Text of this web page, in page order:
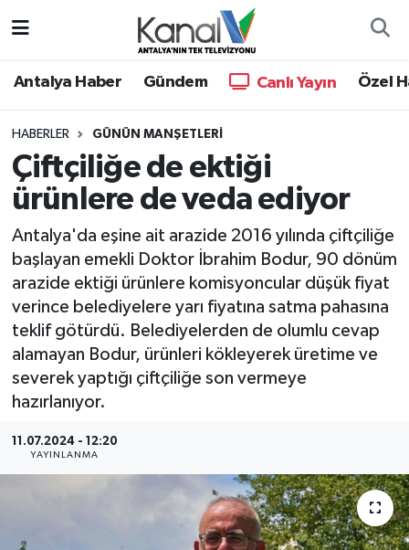
Antalya Haber Gündem Canlı Yayın Özel
HABERLER GÜNÜN MANŞETLERI
Çiftçiliğe de ektiği
ürünlere de veda ediyor
Antalya'da eşine ait arazide 2016 yılında çiftçiliğe
başlayan emekli Doktor İbrahim Bodur, 90 dönüm
arazide ektiği ürünlere komisyoncular düşük fiyat
verince belediyelere yarı fiyatına satma pahasına
teklif götürdü. Belediyelerden de olumlu cevap
alamayan Bodur, ürünleri kökleyerek üretime ve
severek yaptığı çiftçiliğe son vermeye
hazırlanıyor.
11.07.2024 - 12:20
YAYINLANMA
Antalya Haber
Dünya
Eğitim
Ekonomi
Gündem
Günün Manşetleri
Haber Kuşakları
Haberler
Hava Durumu
Trafik Durumu
Süper Lig Puan Durumu ve Fikstür
Tüm Manşetler
Son Dakika Haberleri
Haber Arşivi